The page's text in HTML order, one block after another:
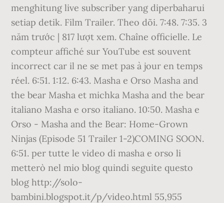
menghitung live subscriber yang diperbaharui
setiap detik. Film Trailer. Theo dõi. 7:48. 7:35. 3
năm trước | 817 lượt xem. Chaîne officielle. Le
compteur affiché sur YouTube est souvent
incorrect car il ne se met pas à jour en temps
réel. 6:51. 1:12. 6:43. Masha e Orso Masha and
the bear Masha et michka Masha and the bear
italiano Masha e orso italiano. 10:50. Masha e
Orso - Masha and the Bear: Home-Grown
Ninjas (Episode 51 Trailer 1-2)COMING SOON.
6:51. per tutte le video di masha e orso li
metterò nel mio blog quindi seguite questo
blog http://solo-
bambini.blogspot.it/p/video.html 55,955